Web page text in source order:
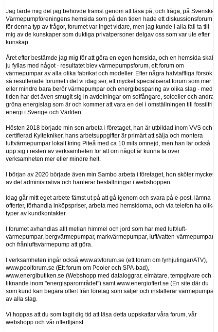
Jag lärde mig det jag behövde främst genom att läsa på, och fråga, på Svenska
Värmepumpföreningens hemsida som på den tiden hade ett diskussionsforum
för denna typ av frågor, forumet var inget vidare, men jag kunde i alla fall ta till
mig av de kunskaper som duktiga privatpersoner delgav oss som var ute efter
kunskap.
Året efter bestämde jag mig för att göra en egen hemsida, och en hemsida skall
ju fyllas med något - resultatet blev värmepumpsforum, ett forum om
värmepumpar av alla olika fabrikat och modeller. Efter några halvtaffliga försök
så resulterade forumet i det vi idag ser, ett mycket specialiserat forum som mer
eller mindre bara berör värmepumpar och energibesparing av olika slag - med
tiden har det även smugit sig in avdelningar om solfångare, solceller och andra
gröna energislag som är och kommer att vara en del i omställningen till fossilfri
energi i Sverige och Världen.
Hösten 2018 började min son arbeta i företaget, han är utbildad inom VVS och
certifierad Kyltekniker, hans arbetsuppgifter är primärt att sälja och montera
luftvärmepumpar lokalt kring Piteå med ca 10 mils omnejd, men han lär också
upp sig i resten av verksamheten för att om något år kunna ta över
verksamheten mer eller mindre helt.
I början av 2020 började även min Sambo arbeta i företaget, hon sköter mycket
av det administrativa och hanterar beställningar i webshoppen.
Idag går mitt eget arbete fämst ut på att gå igenom och svara på e-post, lämna
offerter, förhandla inköpspriser, arbeta med hemsidorna, och via telefon ha olika
typer av kundkontakter.
I forumet avhandlas allt mellan himmel och jord som har med luft/luft-
värmepumpar, bergvärmepumpar, markvärmepumpar, luft/vatten-värmepumpar
och frånluftsvärmepump att göra.
I verksamheten ingår också www.atvforum.se (ett forum om fyrhjulingar/ATV),
www.poolforum.se (Ett forum om Pooler och SPA-bad),
www.energibutiken.se (Webshopp med dataloggrar, elmätare, tempgivare och
liknande inom "energisparområdet") samt www.energioffert.se (En site där du
som kund kan begära offert från företag som säljer och installerar värmepumpar
av alla slag.
Vi hoppas att du som tagit dig tid att läsa detta uppskattar våra forum, vår
webshopp och vår offerttjänst.